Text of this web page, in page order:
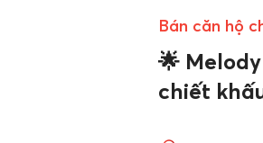
Bán căn hộ
🌟
chiết